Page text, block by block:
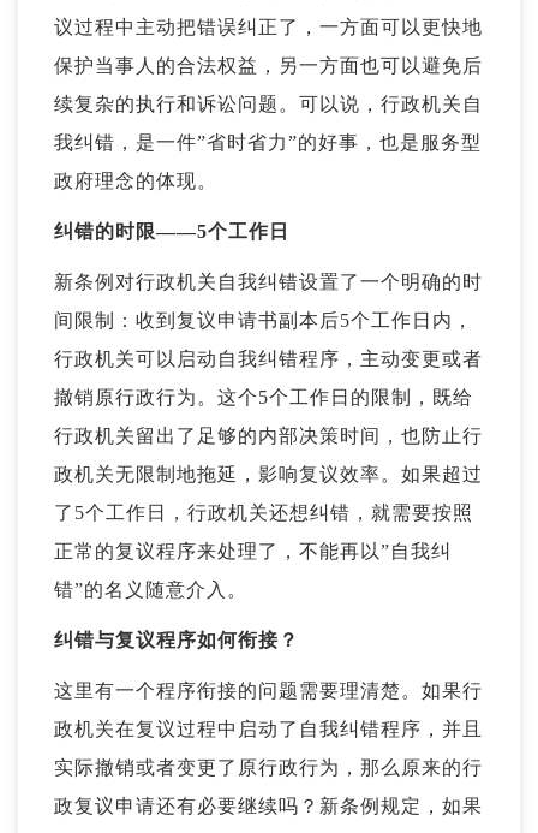
议过程中主动把错误纠正了，一方面可以更快地
保护当事人的合法权益，另一方面也可以避免后
续复杂的执行和诉讼问题。可以说，行政机关自
我纠错，是一件”省时省力”的好事，也是服务型
政府理念的体现。
纠错的时限——5个工作日
新条例对行政机关自我纠错设置了一个明确的时
间限制：收到复议申请书副本后5个工作日内，
行政机关可以启动自我纠错程序，主动变更或者
撤销原行政行为。这个5个工作日的限制，既给
行政机关留出了足够的内部决策时间，也防止行
政机关无限制地拖延，影响复议效率。如果超过
了5个工作日，行政机关还想纠错，就需要按照
正常的复议程序来处理了，不能再以”自我纠
错”的名义随意介入。
纠错与复议程序如何衔接？
这里有一个程序衔接的问题需要理清楚。如果行
政机关在复议过程中启动了自我纠错程序，并且
实际撤销或者变更了原行政行为，那么原来的行
政复议申请还有必要继续吗？新条例规定，如果